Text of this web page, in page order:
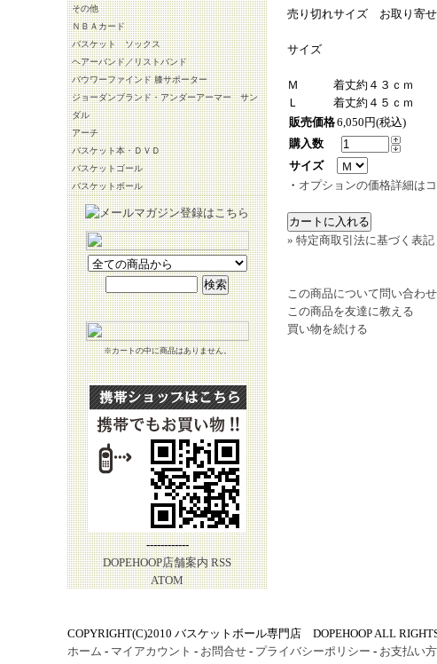
その他
ＮＢＡカード
バスケット ソックス
ヘアーバンド／リストバンド
バウワーファインド 膝サポーター
ジョーダンブランド・アンダーアーマー サン
ダル
アーチ
バスケット本・ＤＶＤ
バスケットゴール
バスケットボール
※カートの中に商品はありません。
------------
DOPEHOOP店舗案内 RSS
ATOM
売り切れサイズ お取り寄
サイズ
Ｍ 着丈約４３ｃｍ ウ
Ｌ 着丈約４５ｃｍ ウ
販売価格6,050円(税込)
購入数
サイズ
・ オプションの価格詳細は
» 特定商取引法に基づく表記
この商品について問い合わ
この商品を友達に教える
買い物を続ける
COPYRIGHT(C)2010 バスケットボール専門店 DOPEHOOP ALL
ホーム - マイアカウント - お問合せ - プライバシーポリシー - お支払い